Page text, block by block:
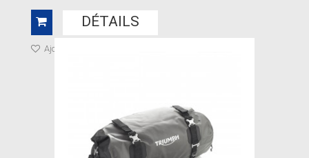
DÉTAILS
Ajouter à ma liste de cadeaux